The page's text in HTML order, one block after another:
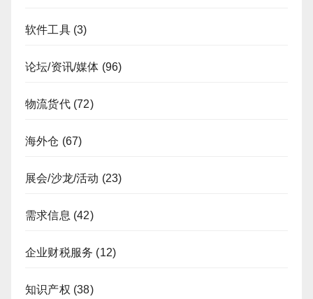
软件工具(3)
论坛/资讯/媒体 (96)
物流货代(72)
海外仓 (67)
展会/沙龙/活动 (23)
需求信息 (42)
企业财税服务 (12)
知识产权 (38)